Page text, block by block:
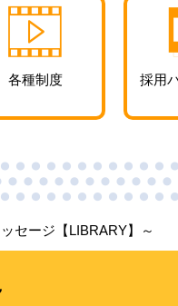
各種制度
採用
セージ【LIBRARY】～